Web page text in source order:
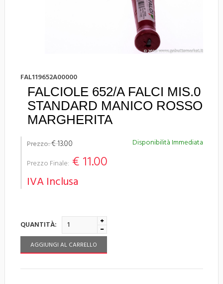
FAL119652A00000
FALCIOLE 652/A FALCI MIS.0
STANDARD MANICO ROSSO
MARGHERITA
Disponibilità Immediata
Prezzo:€ 13.00
Prezzo Finale: € 11.00
IVA Inclusa
QUANTITÀ:
AGGIUNGI AL CARRELLO